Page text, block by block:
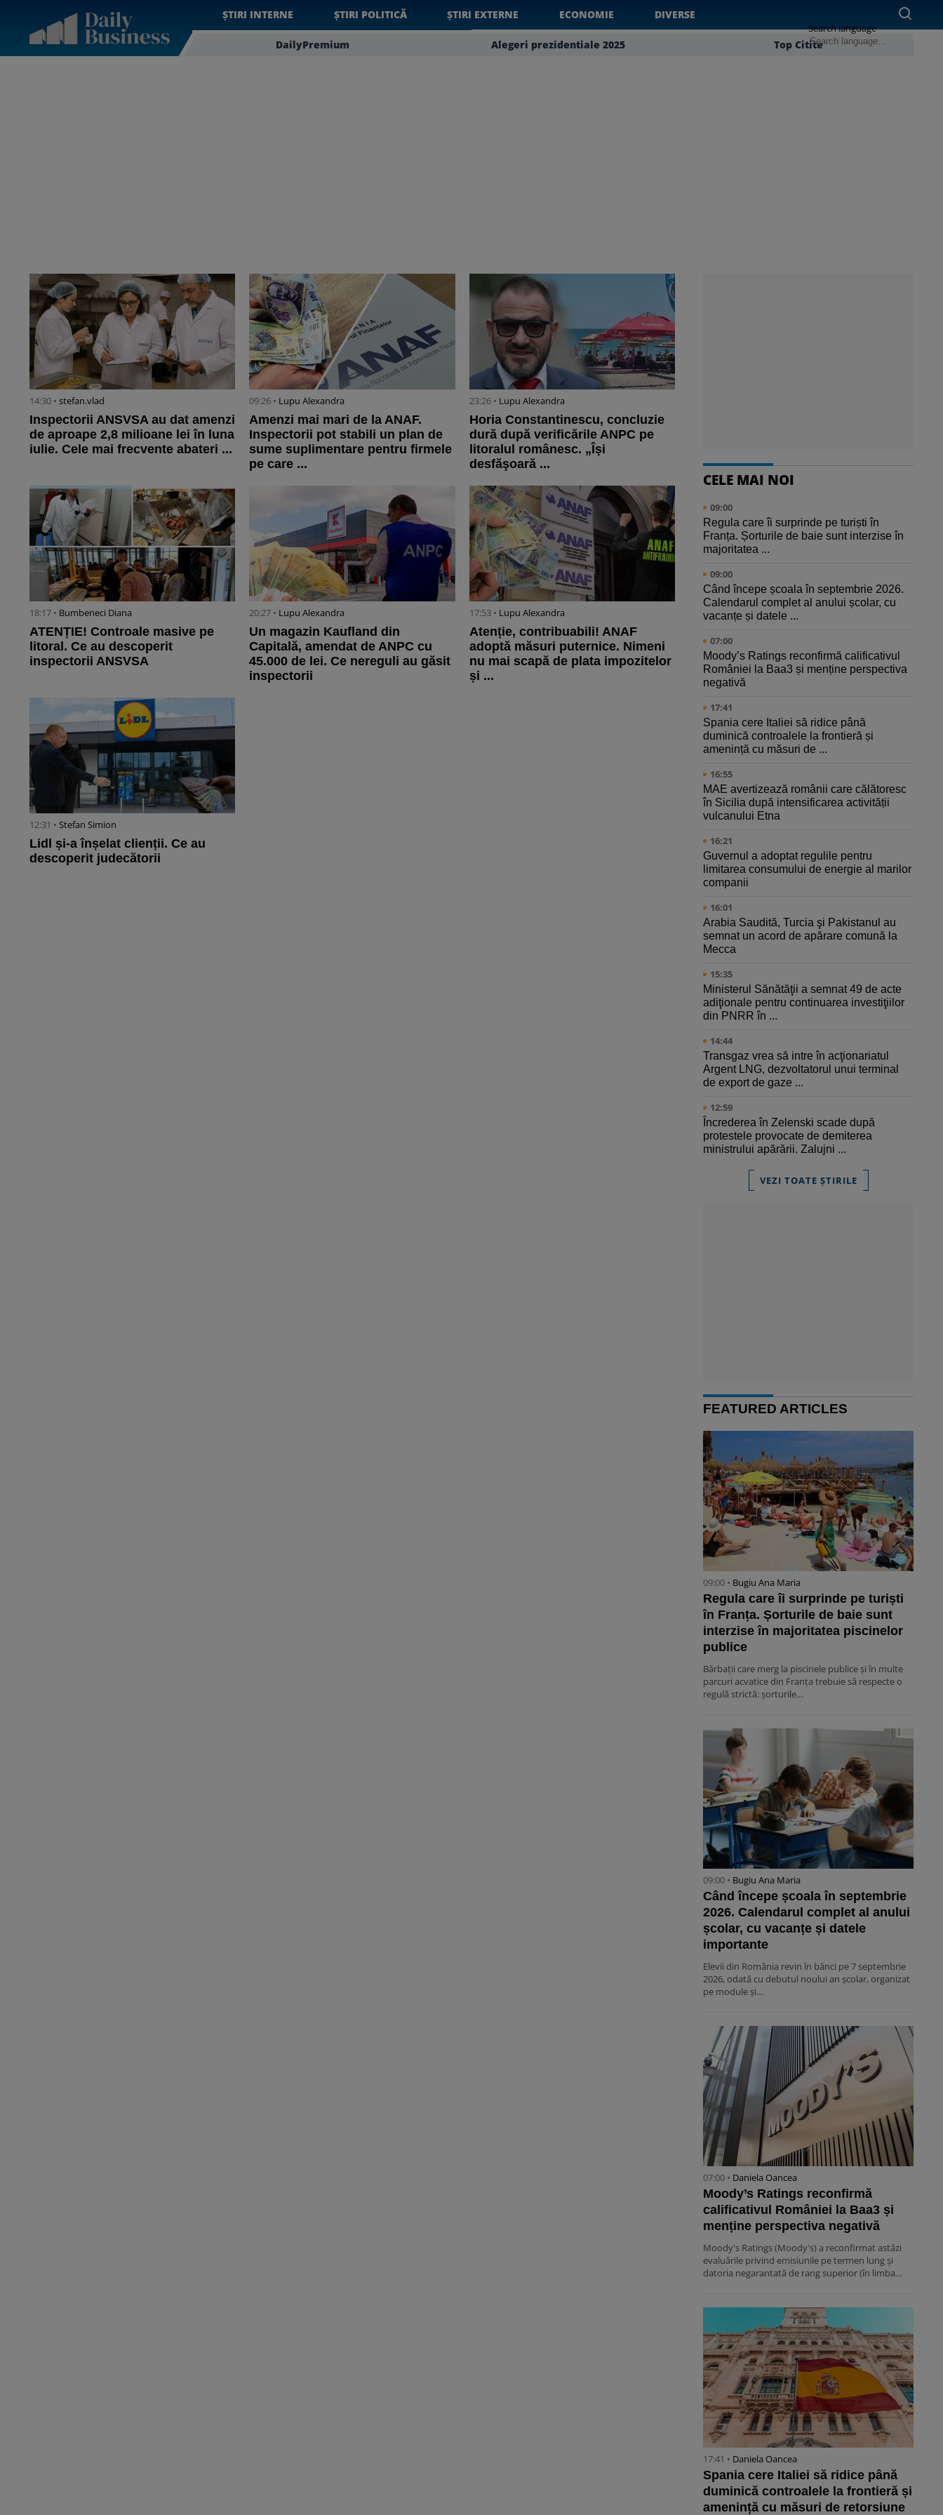
ȘTIRI INTERNE ȘTIRI POLITICĂ ȘTIRI EXTERNE ECONOMIE DIVERSE
DailyPremium Alegeri prezidentiale 2025 Top Citite
Search language
14:30 • stefan.vlad
Inspectorii ANSVSA au dat amenzi
de aproape 2,8 milioane lei în luna
iulie. Cele mai frecvente abateri ...
09:26 • Lupu Alexandra
Amenzi mai mari de la ANAF.
Inspectorii pot stabili un plan de
sume suplimentare pentru firmele
pe care ...
23:26 • Lupu Alexandra
Horia Constantinescu, concluzie
dură după verificările ANPC pe
litoralul românesc. „Își
desfăşoară ...
18:17 • Bumbeneci Diana
ATENȚIE! Controale masive pe
litoral. Ce au descoperit
inspectorii ANSVSA
20:27 • Lupu Alexandra
Un magazin Kaufland din
Capitală, amendat de ANPC cu
45.000 de lei. Ce nereguli au găsit
inspectorii
17:53 • Lupu Alexandra
Atenție, contribuabili! ANAF
adoptă măsuri puternice. Nimeni
nu mai scapă de plata impozitelor
și ...
12:31 • Stefan Simion
Lidl și-a înșelat clienții. Ce au
descoperit judecătorii
CELE MAI NOI
09:00
Regula care îi surprinde pe turiști în
Franța. Șorturile de baie sunt interzise în
majoritatea ...
09:00
Când începe școala în septembrie 2026.
Calendarul complet al anului școlar, cu
vacanțe și datele ...
07:00
Moody’s Ratings reconfirmă calificativul
României la Baa3 și menține perspectiva
negativă
17:41
Spania cere Italiei să ridice până
duminică controalele la frontieră și
amenință cu măsuri de ...
16:55
MAE avertizează românii care călătoresc
în Sicilia după intensificarea activității
vulcanului Etna
16:21
Guvernul a adoptat regulile pentru
limitarea consumului de energie al marilor
companii
16:01
Arabia Saudită, Turcia şi Pakistanul au
semnat un acord de apărare comună la
Mecca
15:35
Ministerul Sănătăţii a semnat 49 de acte
adiţionale pentru continuarea investiţiilor
din PNRR în ...
14:44
Transgaz vrea să intre în acţionariatul
Argent LNG, dezvoltatorul unui terminal
de export de gaze ...
12:59
Încrederea în Zelenski scade după
protestele provocate de demiterea
ministrului apărării. Zalujni ...
VEZI TOATE ȘTIRILE
FEATURED ARTICLES
09:00 • Bugiu ⁠Ana Maria
Regula care îi surprinde pe turiști
în Franța. Șorturile de baie sunt
interzise în majoritatea piscinelor
publice
Bărbații care merg la piscinele publice și în multe
parcuri acvatice din Franța trebuie să respecte o
regulă strictă: șorturile…
09:00 • Bugiu ⁠Ana Maria
Când începe școala în septembrie
2026. Calendarul complet al anului
școlar, cu vacanțe și datele
importante
Elevii din România revin în bănci pe 7 septembrie
2026, odată cu debutul noului an școlar, organizat
pe module și…
07:00 • Daniela Oancea
Moody’s Ratings reconfirmă
calificativul României la Baa3 și
menține perspectiva negativă
Moody's Ratings (Moody's) a reconfirmat astăzi
evaluările privind emisiunile pe termen lung și
datoria negarantată de rang superior (în limba…
17:41 • Daniela Oancea
Spania cere Italiei să ridice până
duminică controalele la frontieră și
amenință cu măsuri de retorsiune